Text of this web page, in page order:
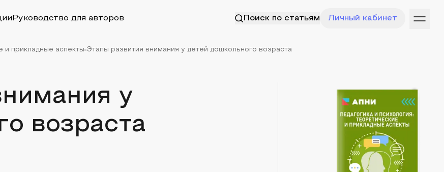
Руководство для авторов Поиск по статьям Личный кабинет
и прикладные аспекты Этапы развития внимания у детей дошкольного возраста
у
возраста